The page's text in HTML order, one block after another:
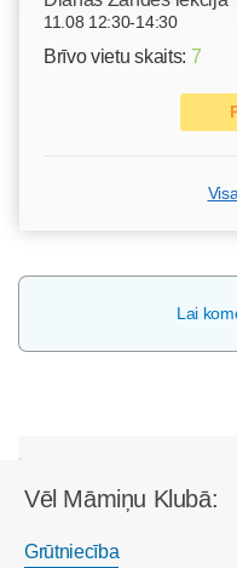
11.08 12:30-14:30
Brīvo vietu skaits: 7
Lai
Vēl Māmiņu Klubā:
Grūtniecība